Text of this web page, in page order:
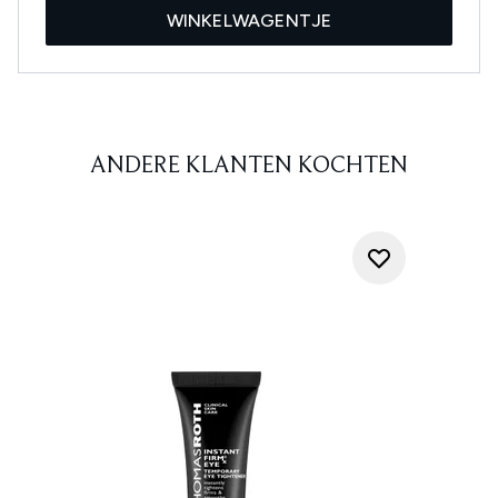
WINKELWAGENTJE
ANDERE KLANTEN KOCHTEN